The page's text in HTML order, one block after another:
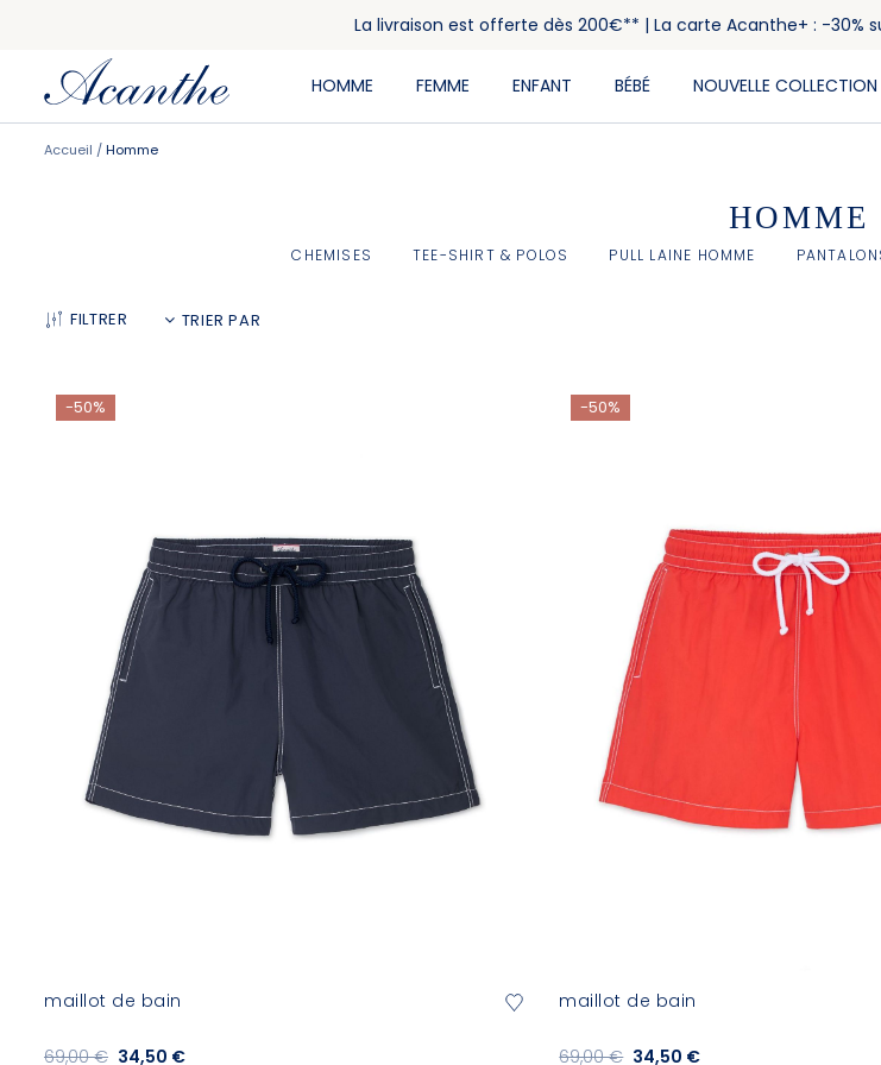
La livraison est offerte dès 200€** | La carte Acanthe+ : -30%
HOMME FEMME ENFANT BÉBÉ NOUVELLE COLLECTION
Accueil Homme
HOMME
CHEMISES TEE-SHIRT & POLOS PULL LAINE HOMME
FILTRER
-50%
maillot de bain
34,50 €
69,00 €
-50%
maillot de bain
34,50 €
69,00 €